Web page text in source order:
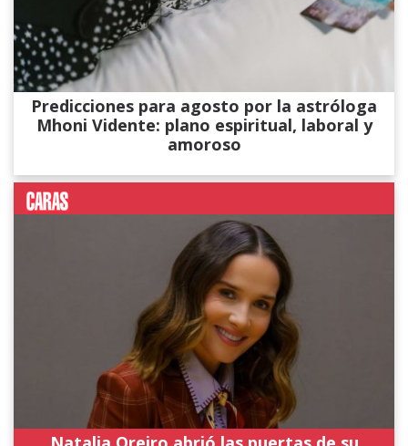
Predicciones para agosto por la astróloga
Mhoni Vidente: plano espiritual, laboral y
amoroso